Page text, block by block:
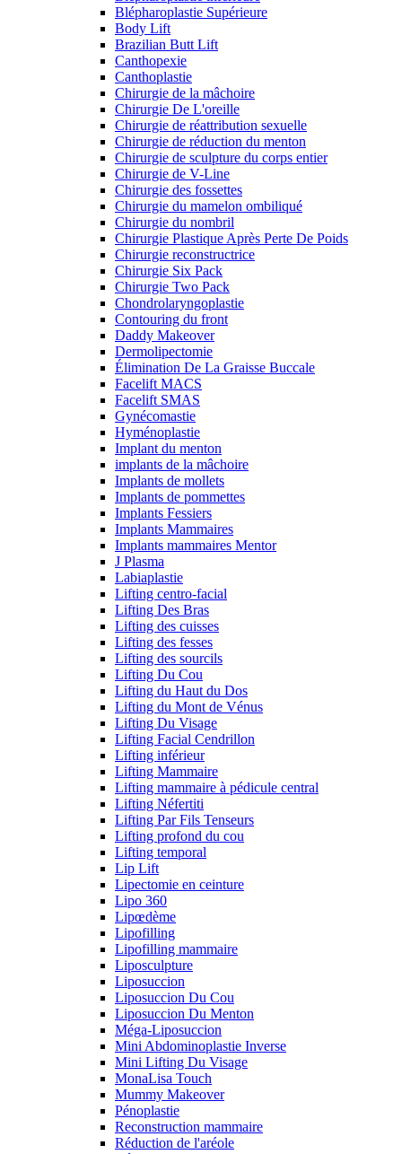
Blépharoplastie Supérieure
Body Lift
Brazilian Butt Lift
Canthopexie
Canthoplastie
Chirurgie de la mâchoire
Chirurgie De L'oreille
Chirurgie de réattribution sexuelle
Chirurgie de réduction du menton
Chirurgie de sculpture du corps entier
Chirurgie de V-Line
Chirurgie des fossettes
Chirurgie du mamelon ombiliqué
Chirurgie du nombril
Chirurgie Plastique Après Perte De Poids
Chirurgie reconstructrice
Chirurgie Six Pack
Chirurgie Two Pack
Chondrolaryngoplastie
Contouring du front
Daddy Makeover
Dermolipectomie
Élimination De La Graisse Buccale
Facelift MACS
Facelift SMAS
Gynécomastie
Hyménoplastie
Implant du menton
implants de la mâchoire
Implants de mollets
Implants de pommettes
Implants Fessiers
Implants Mammaires
Implants mammaires Mentor
J Plasma
Labiaplastie
Lifting centro-facial
Lifting Des Bras
Lifting des cuisses
Lifting des fesses
Lifting des sourcils
Lifting Du Cou
Lifting du Haut du Dos
Lifting du Mont de Vénus
Lifting Du Visage
Lifting Facial Cendrillon
Lifting inférieur
Lifting Mammaire
Lifting mammaire à pédicule central
Lifting Néfertiti
Lifting Par Fils Tenseurs
Lifting profond du cou
Lifting temporal
Lip Lift
Lipectomie en ceinture
Lipo 360
Lipœdème
Lipofilling
Lipofilling mammaire
Liposculpture
Liposuccion
Liposuccion Du Cou
Liposuccion Du Menton
Méga-Liposuccion
Mini Abdominoplastie Inverse
Mini Lifting Du Visage
MonaLisa Touch
Mummy Makeover
Pénoplastie
Reconstruction mammaire
Réduction de l'aréole